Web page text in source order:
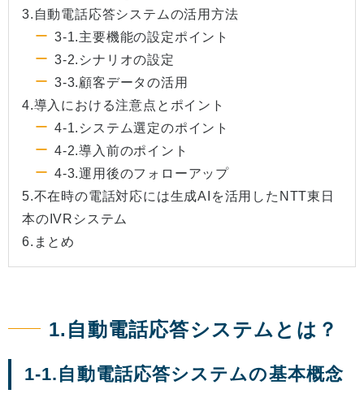
3.自動電話応答システムの活用方法
3-1.主要機能の設定ポイント
3-2.シナリオの設定
3-3.顧客データの活用
4.導入における注意点とポイント
4-1.システム選定のポイント
4-2.導入前のポイント
4-3.運用後のフォローアップ
5.不在時の電話対応には生成AIを活用したNTT東日
本のIVRシステム
6.まとめ
1.自動電話応答システムとは？
1-1.自動電話応答システムの基本概念